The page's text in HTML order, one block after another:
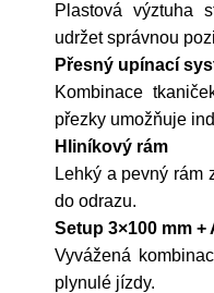
Plastová výztuha
udržet správnou
Přesný upínací
Kombinace
přezky umožňuje
Hliníkový rám
Lehký a pevný rám
do odrazu.
Setup 3×100 mm +
Vyvážená
plynulé jízdy.